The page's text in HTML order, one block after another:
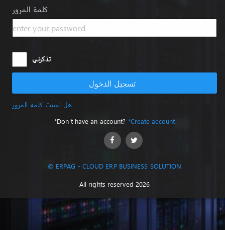
كلمة المرور
تذكرني
تسجيل الدخول
هل نسيت كلمة المرور
*Don't have an account? *Create account
© ERPAG - CLOUD ERP BUSINESS SOLUTION
All rights reserved 2026